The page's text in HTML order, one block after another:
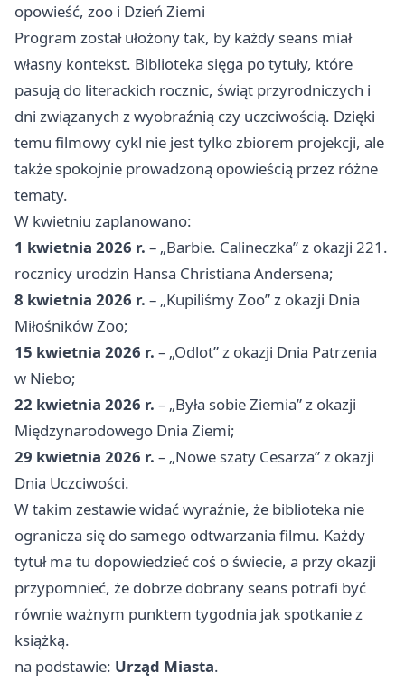
opowieść, zoo i Dzień Ziemi
Program został ułożony tak, by każdy seans miał
własny kontekst. Biblioteka sięga po tytuły, które
pasują do literackich rocznic, świąt przyrodniczych i
dni związanych z wyobraźnią czy uczciwością. Dzięki
temu filmowy cykl nie jest tylko zbiorem projekcji, ale
także spokojnie prowadzoną opowieścią przez różne
tematy.
W kwietniu zaplanowano:
1 kwietnia 2026 r. – „Barbie. Calineczka” z okazji 221.
rocznicy urodzin Hansa Christiana Andersena;
8 kwietnia 2026 r. – „Kupiliśmy Zoo” z okazji Dnia
Miłośników Zoo;
15 kwietnia 2026 r. – „Odlot” z okazji Dnia Patrzenia
w Niebo;
22 kwietnia 2026 r. – „Była sobie Ziemia” z okazji
Międzynarodowego Dnia Ziemi;
29 kwietnia 2026 r. – „Nowe szaty Cesarza” z okazji
Dnia Uczciwości.
W takim zestawie widać wyraźnie, że biblioteka nie
ogranicza się do samego odtwarzania filmu. Każdy
tytuł ma tu dopowiedzieć coś o świecie, a przy okazji
przypomnieć, że dobrze dobrany seans potrafi być
równie ważnym punktem tygodnia jak spotkanie z
książką.
na podstawie: Urząd Miasta.